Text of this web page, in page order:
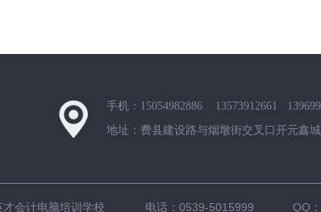
手机：15054982886 13573912661
地址：费县建设路与烟墩街交叉口开元鑫
英才会计电脑培训学校 电话：0539-5015999